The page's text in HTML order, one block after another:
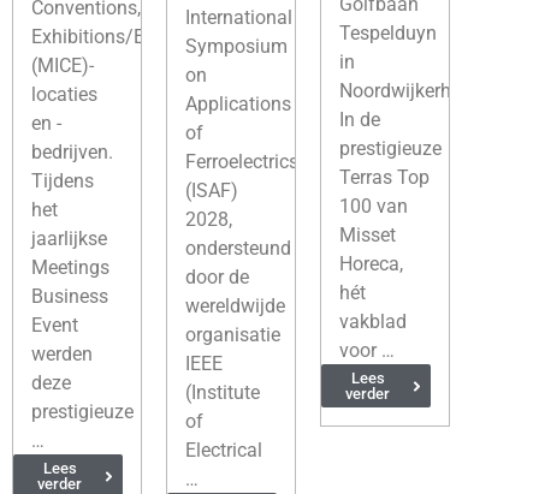
Conventions,
Exhibitions/Events
(MICE)-
locaties
en -
bedrijven.
Tijdens
het
jaarlijkse
Meetings
Business
Event
werden
deze
prestigieuze
…
Lees
verder
International
Symposium
on
Applications
of
Ferroelectrics
(ISAF)
2028,
ondersteund
door de
wereldwijde
organisatie
IEEE
(Institute
of
Electrical
…
Tespelduyn
in
Noordwijkerhout.
In de
prestigieuze
Terras Top
100 van
Misset
Horeca,
hét
vakblad
voor …
Lees
verder